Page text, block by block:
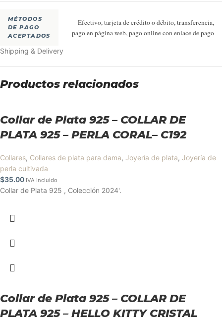
MÉTODOS
DE PAGO
ACEPTADOS
Efectivo, tarjeta de crédito o débito, transferencia,
pago en página web, pago online con enlace de pago
Shipping & Delivery
Productos relacionados
Collar de Plata 925 – COLLAR DE
PLATA 925 – PERLA CORAL– C192
Collares, Collares de plata para dama, Joyería de plata, Joyería de
perla cultivada
$35.00 IVA Incluido
Collar de Plata 925 , Colección 2024'.
Collar de Plata 925 – COLLAR DE
PLATA 925 – HELLO KITTY CRISTAL